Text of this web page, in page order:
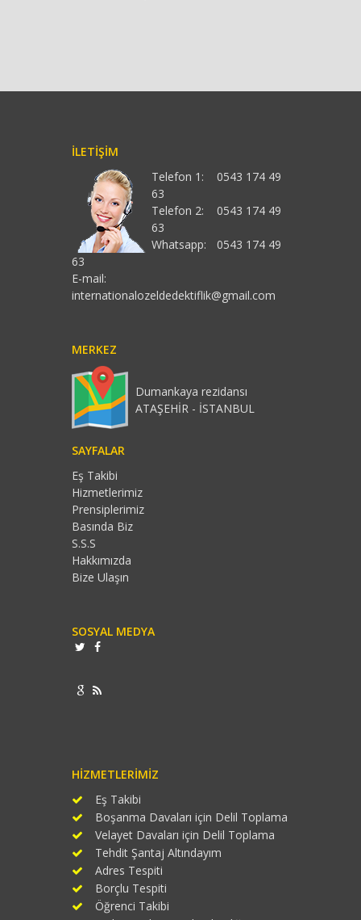
İLETIŞIM
Telefon 1:
0543 174 49
63
Telefon 2:
0543 174 49
63
Whatsapp:
0543 174 49
63
E-mail:
internationalozeldedektiflik@gmail.com
MERKEZ
Dumankaya rezidansı
ATAŞEHİR - İSTANBUL
SAYFALAR
Eş Takibi
Hizmetlerimiz
Prensiplerimiz
Basında Biz
S.S.S
Hakkımızda
Bize Ulaşın
SOSYAL MEDYA
HIZMETLERIMIZ
Eş Takibi
Boşanma Davaları için Delil Toplama
Velayet Davaları için Delil Toplama
Tehdit Şantaj Altındayım
Adres Tespiti
Borçlu Tespiti
Öğrenci Takibi